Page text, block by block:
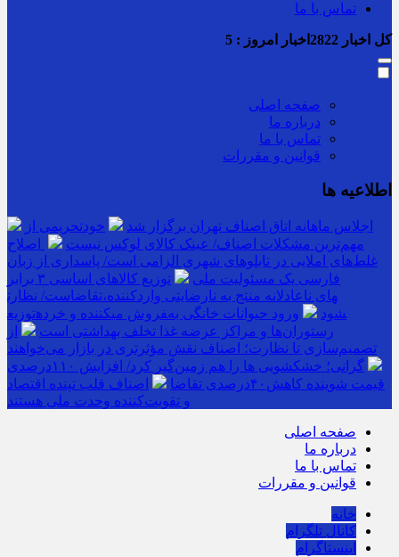
تماس با ما
کل اخبار اخبار امروز : 5
صفحه اصلی
درباره ما
تماس با ما
قوانین و مقررات
اطلاعیه ها
اجلاس ماهانه اتاق اصناف تهران برگزار شد
خودتحریمی از
مهم‌ترین مشکلات اصناف/ عینک کالای لوکس نیست
اصلاح
غلط‌های املایی در تابلوهای شهری الزامی است/ پاسداری از زبان
فارسی یک مسئولیت ملی
توزیع کالاهای اساسی ۳ برابر
تقاضاست/ نظارت‎های ناعادلانه منتج به نارضایتی واردکننده،
توزیع‎کننده و خرده‎فروش می‎شود
ورود حیوانات خانگی به
رستوران‌ها و مراکز عرضه غذا تخلف بهداشتی است
از
تصمیم‌سازی تا نظارت؛ اصناف نقش مؤثرتری در بازار می‌خواهند
گرانی؛ خشکشویی‌ ها را هم زمین‌گیر کرد/ افزایش ۱۱۰درصدی
قیمت شوینده کاهش۴۰درصدی تقاضا
اصناف قلب تپنده اقتصاد
و تقویت‌کننده وحدت ملی هستند
صفحه اصلی
درباره ما
تماس با ما
قوانین و مقررات
خانه
کانال تلگرام
اینستاگرام